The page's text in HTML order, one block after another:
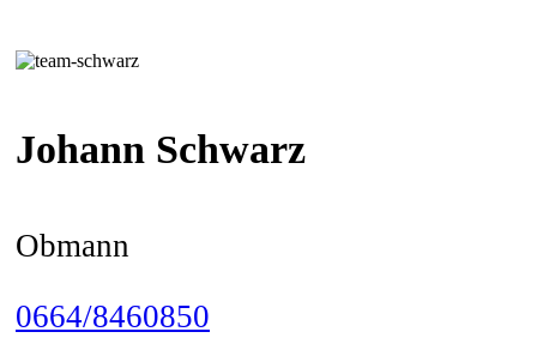
Johann Schwarz
Obmann
0664/8460850